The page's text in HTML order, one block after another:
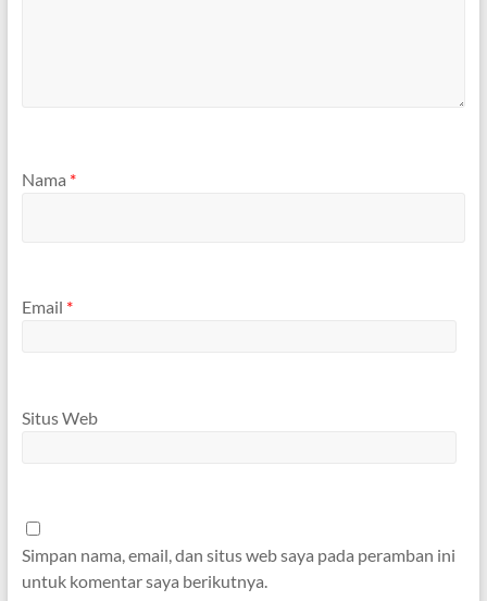
Nama *
Email *
Situs Web
Simpan nama, email, dan situs web saya pada peramban ini
untuk komentar saya berikutnya.